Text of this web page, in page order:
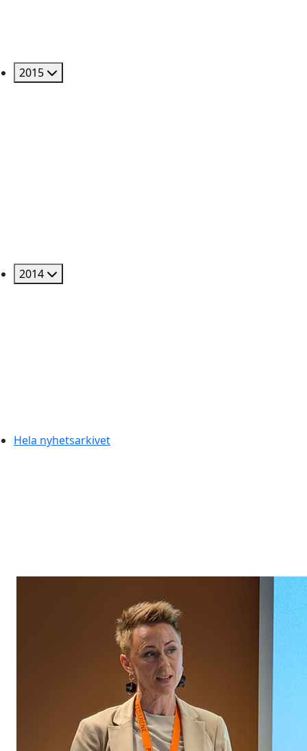
2015
2014
Hela nyhetsarkivet